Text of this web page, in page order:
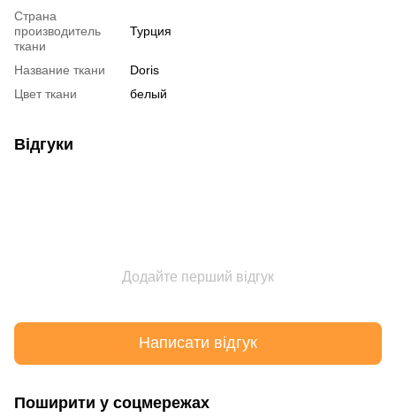
Страна
производитель
ткани
Турция
Название ткани
Doris
Цвет ткани
белый
Відгуки
Додайте перший відгук
Написати відгук
Поширити у соцмережах